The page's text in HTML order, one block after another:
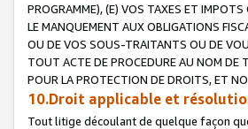
PROGRAMME), (E) VOS TAXES ET
LE MANQUEMENT AUX OBLIGATIONS
OU DE VOS SOUS-TRAITANTS OU DE
TOUT ACTE DE PROCEDURE AU NOM DE
POUR LA PROTECTION DE DROITS, ET
10.Droit applicable et
Tout litige découlant de quelque façon